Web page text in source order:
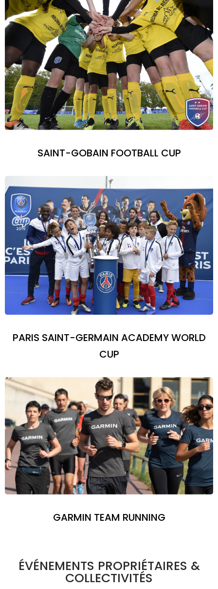
SAINT-GOBAIN FOOTBALL CUP
PARIS SAINT-GERMAIN ACADEMY WORLD
CUP
GARMIN TEAM RUNNING
ÉVÉNEMENTS PROPRIÉTAIRES &
COLLECTIVITÉS